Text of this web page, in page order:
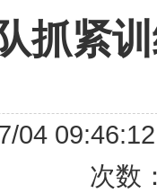
抓紧
04
次数